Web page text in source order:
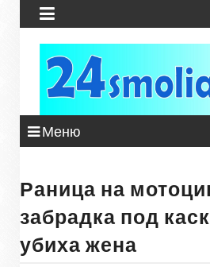

Меню
Раница на
забрадка под
убиха жена